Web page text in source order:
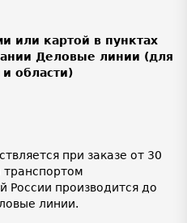
или картой в пунктах
Деловые линии (для
области)
при заказе от 30
транспортом
России производится до
линии.